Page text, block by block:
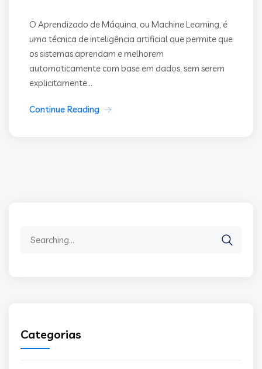
O Aprendizado de Máquina, ou Machine Learning, é
uma técnica de inteligência artificial que permite que
os sistemas aprendam e melhorem
automaticamente com base em dados, sem serem
explicitamente...
Continue Reading
Categorias